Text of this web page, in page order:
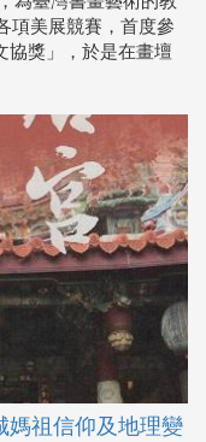
項美展競賽，首度參
協獎」，於是在畫壇
媽祖信仰及地理變